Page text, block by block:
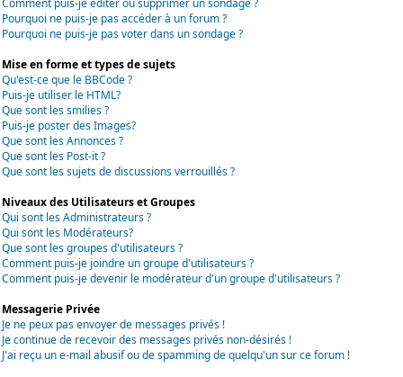
Comment puis-je éditer ou supprimer un sondage ?
Pourquoi ne puis-je pas accéder à un forum ?
Pourquoi ne puis-je pas voter dans un sondage ?
Mise en forme et types de sujets
Qu'est-ce que le BBCode ?
Puis-je utiliser le HTML?
Que sont les smilies ?
Puis-je poster des Images?
Que sont les Annonces ?
Que sont les Post-it ?
Que sont les sujets de discussions verrouillés ?
Niveaux des Utilisateurs et Groupes
Qui sont les Administrateurs ?
Qui sont les Modérateurs?
Que sont les groupes d'utilisateurs ?
Comment puis-je joindre un groupe d'utilisateurs ?
Comment puis-je devenir le modérateur d'un groupe d'utilisateurs ?
Messagerie Privée
Je ne peux pas envoyer de messages privés !
Je continue de recevoir des messages privés non-désirés !
J'ai reçu un e-mail abusif ou de spamming de quelqu'un sur ce forum !